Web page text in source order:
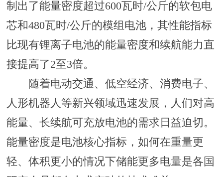
制出了能量密度超过600瓦时/公斤的软包电
芯和480瓦时/公斤的模组电池，其性能指标
比现有锂离子电池的能量密度和续航能力直
接提高了2至3倍。
随着电动交通、低空经济、消费电子、
人形机器人等新兴领域迅速发展，人们对高
能量、长续航可充放电池的需求日益迫切。
能量密度是电池核心指标，如何在重量更
轻、体积更小的情况下储能更多电量是各国